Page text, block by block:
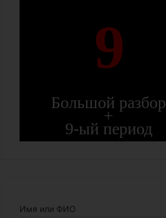
Большой разбор
+
9-ый период
9
Имя или ФИО